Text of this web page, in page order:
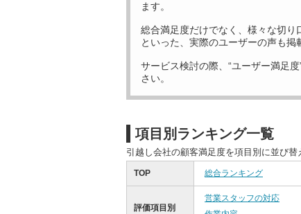
ます。
総合満足度だけでなく、様々な切り
といった、実際のユーザーの声も掲
サービス検討の際、“ユーザー満足
さい。
項目別ランキング一覧
引越し会社の顧客満足度を項目別に並び替
TOP 総合ランキング
評価項目別
営業スタッフの対応